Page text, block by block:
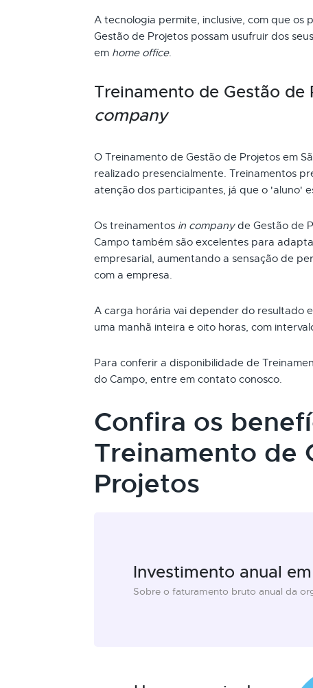
A tecnologia permite, inclusive, com que os
Gestão de Projetos possam usufruir dos
em home office.
Treinamento de Gestão de
company
O Treinamento de Gestão de Projetos em
realizado presencialmente. Treinamentos
atenção dos participantes, já que o 'aluno'
Os treinamentos in companyde Gestão de
Campo também são excelentes para
empresarial, aumentando a sensação de
com a empresa.
A carga horária vai depender do resultado
uma manhã inteira e oito horas, com
Para conferir a disponibilidade de
do Campo, entre em contato conosco.
Confira os
Treinamento de
Projetos
Investimento anual
Sobre o faturamento bruto anual da